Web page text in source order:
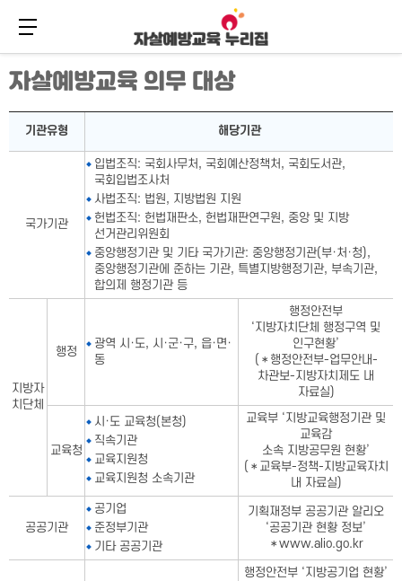
주
메
뉴
바
본
문
바
로
메뉴 버튼
자살예방교육 의무 대상
기관유형 해당기관
국가기관
입법조직: 국회사무처, 국회예산정책처, 국회도서관,
국회입법조사처
사법조직: 법원, 지방법원 지원
헌법조직: 헌법재판소, 헌법재판연구원, 중앙 및 지방
선거관리위원회
중앙행정기관 및 기타 국가기관: 중앙행정기관(부·처·청),
중앙행정기관에 준하는 기관, 특별지방행정기관, 부속기관,
합의제 행정기관 등
지방자
치단체
행정
광역 시·도, 시·군·구, 읍·면·
동
행정안전부
‘지방자치단체 행정구역 및
인구현황’
(＊행정안전부-업무안내-
차관보-지방자치제도 내
자료실)
교육청
시·도 교육청(본청)
직속기관
교육지원청
교육지원청 소속기관
교육부 ‘지방교육행정기관 및
교육감
소속 지방공무원 현황’
(＊교육부-정책-지방교육자치
내 자료실)
공공기관
공기업
준정부기관
기타 공공기관
기획재정부 공공기관 알리오
‘공공기관 현황 정보’
＊www.alio.go.kr
행정안전부 ‘지방공기업 현황’